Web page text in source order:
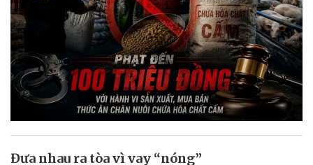
Đưa nhau ra tòa vì vay “nóng”
Việc vay “nóng” với thủ tục đơn giản nhưng tiềm ẩn nhiều rủi ro, đã
khiến một mối quan hệ vay mượn ở xã Sơn Mỹ trở nên tranh chấp
phức tạp, phải cần đến sự phân xử của tòa án.